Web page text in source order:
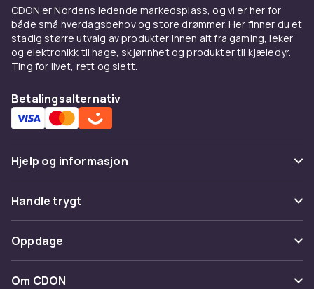
CDON er Nordens ledende markedsplass, og vi er her for
både små hverdagsbehov og store drømmer. Her finner du et
stadig større utvalg av produkter innen alt fra gaming, leker
og elektronikk til hage, skjønnhet og produkter til kjæledyr.
Ting for livet, rett og slett.
Betalingsalternativ
Hjelp og informasjon
Vanlige spørsmål
Spor pakke
Angre & returner her
Kontakt oss
Handle trygt
Betaling
Levering
Oppdage
Kategorier
Om CDON